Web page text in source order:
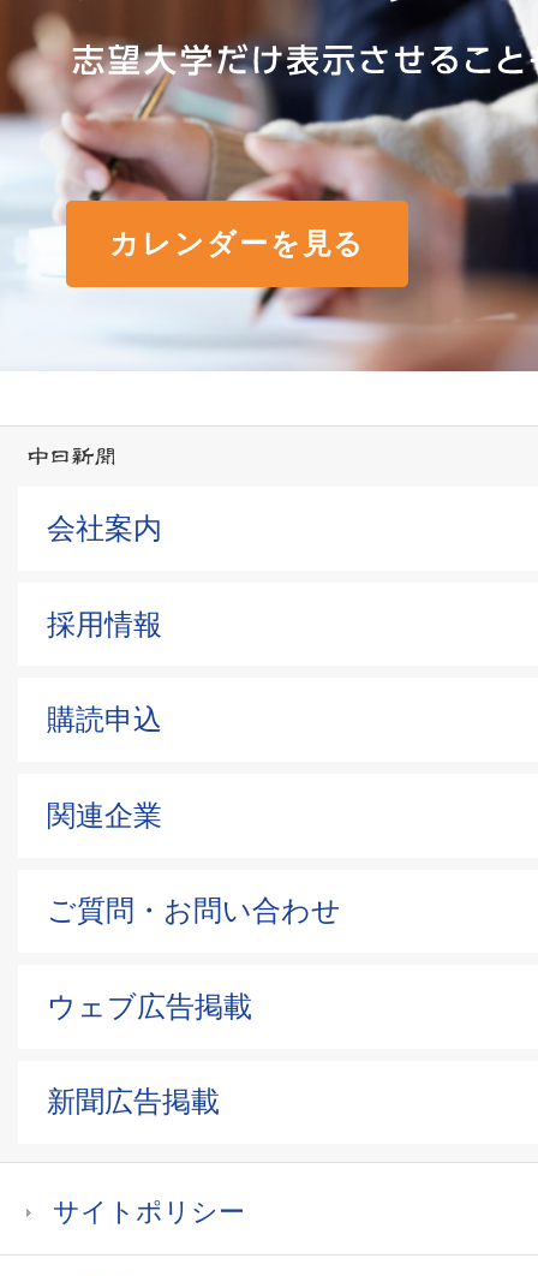
カレンダーを見る
会社案内
採用情報
購読申込
関連企業
ご質問・お問い合わせ
ウェブ広告掲載
新聞広告掲載
サイトポリシー